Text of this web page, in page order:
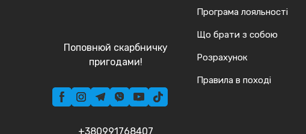
Поповнюй скарбничку
пригодами!
+380991768407
Програма лояльності
Що брати з собою
Розрахунок
Правила в поході